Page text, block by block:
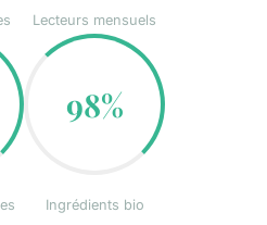
Lecteurs mensuels
98%
Ingrédients bio